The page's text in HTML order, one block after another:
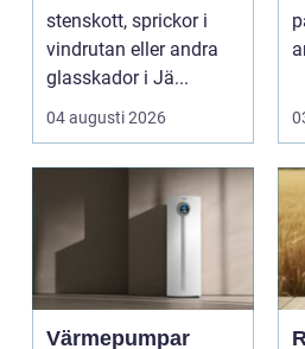
glasskador
stenskott, sprickor i
vindrutan eller andra
glasskador i Jä...
04 augusti 2026
Värmepumpar